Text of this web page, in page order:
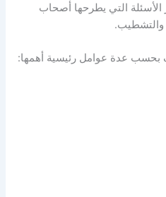
الأسئلة التي يطرحها أصحاب
والتشطيب.
بحسب عدة عوامل رئيسية أهمها: